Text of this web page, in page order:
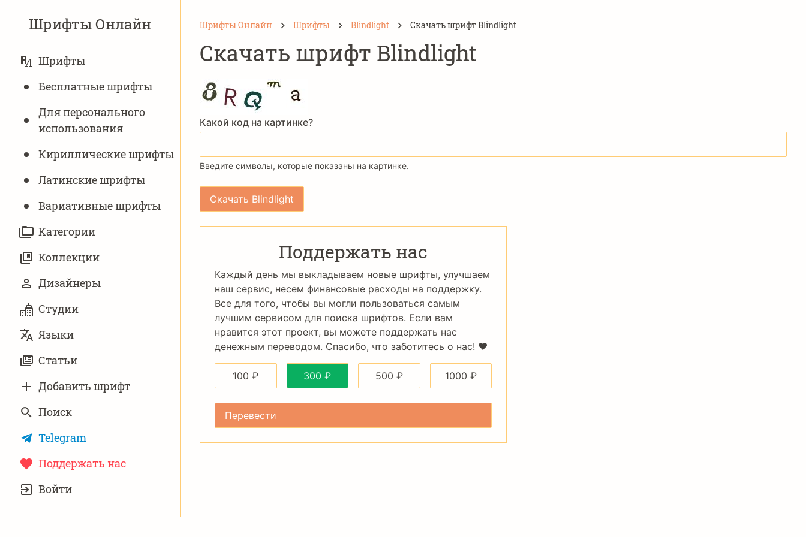
Шрифты Онлайн
НАВИГАЦИЯ
Шрифты
Бесплатные шрифты
Для персонального
использования
Кириллические шрифты
Латинские шрифты
Вариативныe шрифты
Категории
Коллекции
Дизайнеры
Студии
Языки
Статьи
Добавить шрифт
Поиск
Telegram
Поддержать нас
ЗАПИСЬ
Войти
Шрифты Онлайн Шрифты Blindlight Скачать шрифт Blindlight
Скачать шрифт Blindlight
Какой код на картинке?
Введите символы, которые показаны на картинке.
Поддержать нас
Каждый день мы выкладываем новые шрифты, улучшаем
наш сервис, несем финансовые расходы на поддержку.
Все для того, чтобы вы могли пользоваться самым
лучшим сервисом для поиска шрифтов. Если вам
нравится этот проект, вы можете поддержать нас
денежным переводом. Спасибо, что заботитесь о нас! ❤️
100 ₽ 300 ₽ 500 ₽ 1000 ₽